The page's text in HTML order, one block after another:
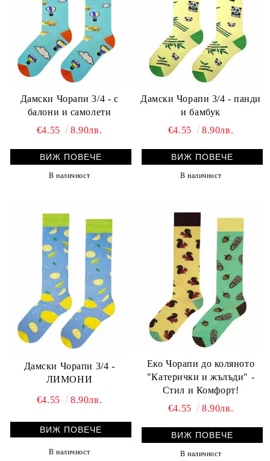
Дамски Чорапи 3/4 - с
балони и самолети
€4.55
8.90лв.
ВИЖ ПОВЕЧЕ
В наличност
Дамски Чорапи 3/4 - панди
и бамбук
€4.55
8.90лв.
ВИЖ ПОВЕЧЕ
В наличност
Дамски Чорапи 3/4 -
ЛИМОНИ
€4.55 8.90лв.
ВИЖ ПОВЕЧЕ
В наличност
Еко Чорапи до коляното
"Катерички и жълъди" -
Стил и Комфорт!
€4.55
8.90лв.
ВИЖ ПОВЕЧЕ
В наличност